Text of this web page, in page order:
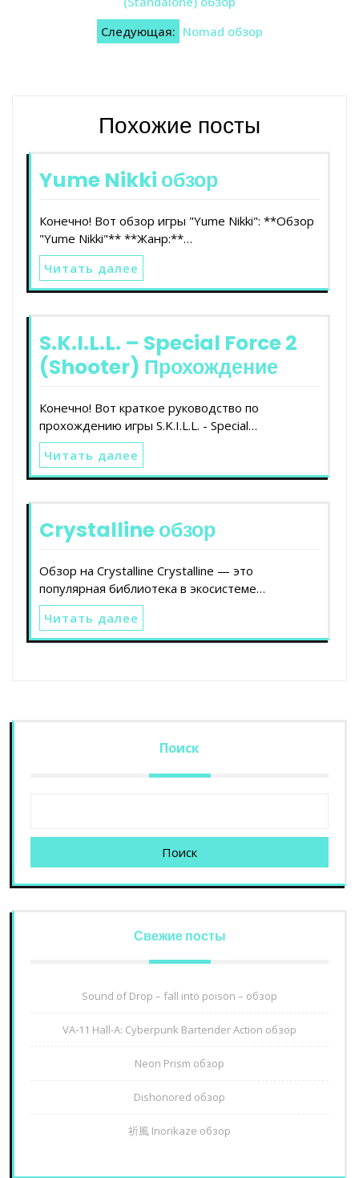
записямСледующая: Nomad обзор
Похожие посты
Yume Nikki обзор
Конечно! Вот обзор игры "Yume Nikki": **Обзор
"Yume Nikki"** **Жанр:**…
Читать далее
S.K.I.L.L. – Special Force 2
(Shooter) Прохождение
Конечно! Вот краткое руководство по
прохождению игры S.K.I.L.L. - Special…
Читать далее
Crystalline обзор
Обзор на Crystalline Crystalline — это
популярная библиотека в экосистеме…
Читать далее
Поиск
Поиск
Свежие посты
Sound of Drop – fall into poison – обзор
VA-11 Hall-A: Cyberpunk Bartender Action обзор
Neon Prism обзор
Dishonored обзор
祈風 Inorikaze обзор